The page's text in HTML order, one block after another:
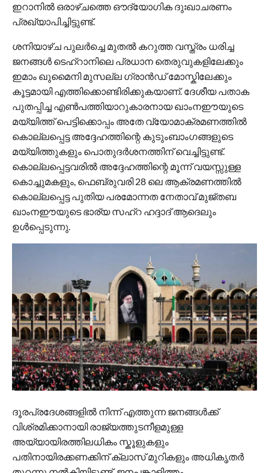
ഇറാനിൽ ഒരാഴ്ചത്തെ ഔദ്യോഗിക ദുഃഖാചരണം
പ്രഖ്യാപിച്ചിട്ടുണ്ട്.
ശനിയാഴ്ച പുലർച്ചെ മുതൽ കറുത്ത വസ്ത്രം ധരിച്ച
ജനങ്ങൾ ടെഹ്റാനിലെ പ്രധാന തെരുവുകളിലേക്കും
ഇമാം ഖുമൈനി മുസല്ല ഗ്രാൻഡ് മോസ്കിലേക്കും
കൂട്ടമായി എത്തിക്കൊണ്ടിരിക്കുകയാണ്. ദേശീയ പതാക
പുതപ്പിച്ച എൺപത്തിയാറുകാരനായ ഖാംനഈയുടെ
മയ്യിത്ത് പെട്ടിക്കൊപ്പം അതേ വ്യോമാക്രമണത്തിൽ
കൊല്ലപ്പെട്ട അദ്ദേഹത്തിന്റെ കുടുംബാംഗങ്ങളുടെ
മയ്യിത്തുകളും പൊതുദർശനത്തിന് വെച്ചിട്ടുണ്ട്.
കൊല്ലപ്പെട്ടവരിൽ അദ്ദേഹത്തിന്റെ മൂന്ന് വയസ്സുള്ള
കൊച്ചുമകളും, ഫെബ്രുവരി 28 ലെ ആക്രമണത്തിൽ
കൊല്ലപ്പെട്ട പുതിയ പരമോന്നത നേതാവ് മുജ്തബ
ഖാംനഈയുടെ ഭാര്യ സഹ്റ ഹദ്ദാദ് ആദെലും
ഉൾപ്പെടുന്നു.
ദൂരപ്രദേശങ്ങളിൽ നിന്ന് എത്തുന്ന ജനങ്ങൾക്ക്
വിശ്രമിക്കാനായി രാജ്യത്തുടനീളമുള്ള
അയ്യായിരത്തിലധികം സ്കൂളുകളും
പതിനായിരക്കണക്കിന് ക്ലാസ് മുറികളും അധികൃതർ